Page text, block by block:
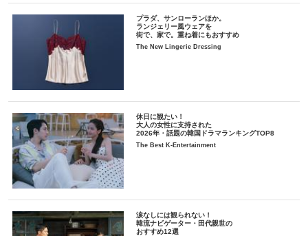
プラダ、サンローランほか。
ランジェリー風ウェアを
街で、家で。重ね着にもおすすめ
The New Lingerie Dressing
休日に観たい！
大人の女性に支持された
2026年・話題の韓国ドラマランキングTOP8
The Best K-Entertainment
涙なしには観られない！
韓流ナビゲーター・田代親世の
おすすめ12選